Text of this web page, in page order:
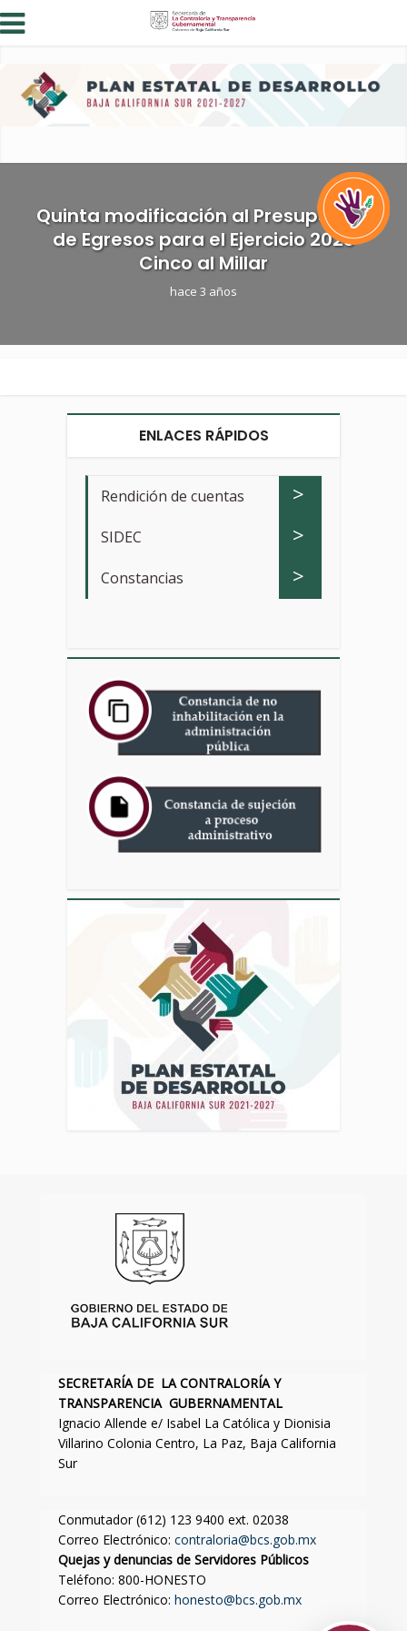
Quinta modificación al Presupuesto
de Egresos para el Ejercicio 2023
Cinco al Millar
hace 3 años
ENLACES RÁPIDOS
Rendición de cuentas >
SIDEC >
Constancias >
SECRETARÍA DE LA CONTRALORÍA Y
TRANSPARENCIA GUBERNAMENTAL
Ignacio Allende e/ Isabel La Católica y Dionisia
Villarino Colonia Centro, La Paz, Baja California
Sur
Conmutador (612) 123 9400 ext. 02038
Correo Electrónico: contraloria@bcs.gob.mx
Quejas y denuncias de Servidores Públicos
Teléfono: 800-HONESTO
Correo Electrónico: honesto@bcs.gob.mx